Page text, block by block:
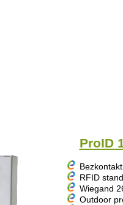
ProID
RFID
Wiegand
Outdoor